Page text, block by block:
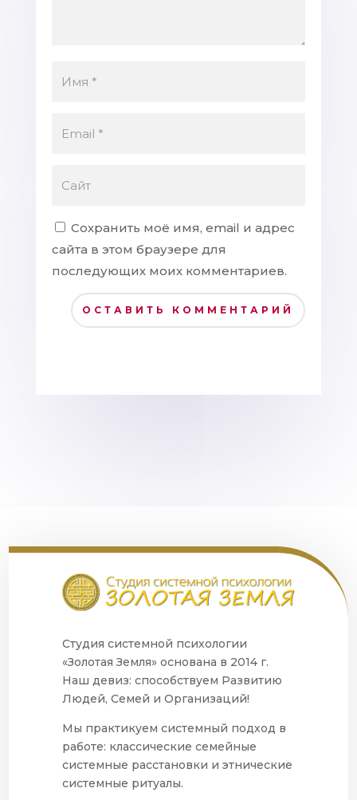
Сохранить моё имя, email и адрес
сайта в этом браузере для
последующих моих комментариев.
ОСТАВИТЬ КОММЕНТАРИЙ
Студия системной психологии
«Золотая Земля» основана в 2014 г.
Наш девиз: способствуем Развитию
Людей, Семей и Организаций!
Мы практикуем системный подход в
работе: классические семейные
системные расстановки и этнические
системные ритуалы.